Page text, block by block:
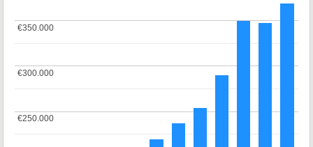
€250.000
€250.000
€300.000
€300.000
€350.000
€350.000